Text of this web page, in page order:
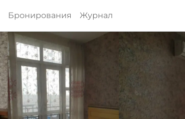
Бронирования Журнал